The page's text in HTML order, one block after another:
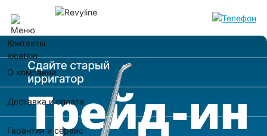
Контакты
О компании
Доставка и оплата
Гарантия и сервис